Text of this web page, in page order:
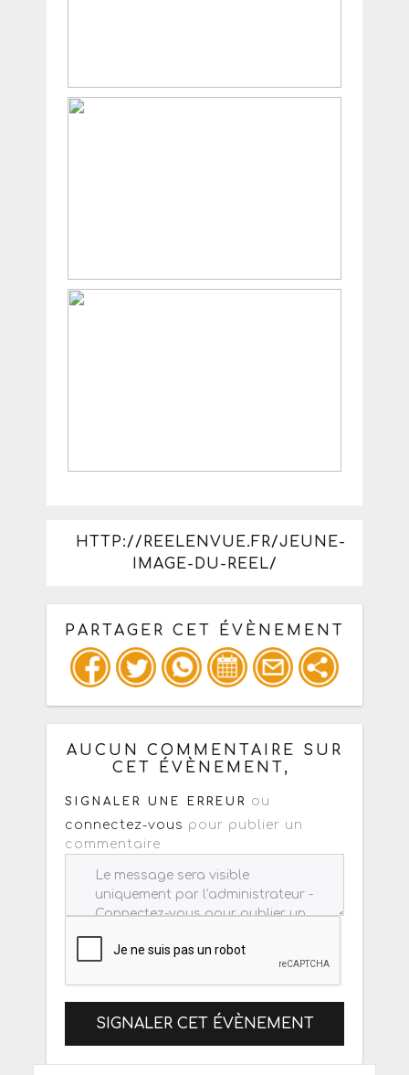
HTTP://REELENVUE.FR/JEUNE-
IMAGE-DU-REEL/
PARTAGER CET ÉVÈNEMENT
Copiez les infos ci-dessous pour un
: mail / forum / réseau social
AUCUN COMMENTAIRE SUR
CET ÉVÈNEMENT,
SIGNALER UNE ERREUR
ou
connectez-vous pour publier un
commentaire
SIGNALER CET ÉVÈNEMENT